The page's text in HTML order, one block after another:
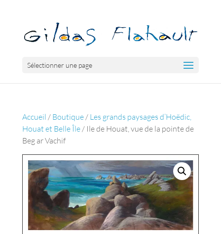
Sélectionner une page
Accueil / Boutique/ Les grands paysages d’Hoëdic,
Houat et Belle Île/ Ile de Houat, vue de la pointe de
Beg ar Vachif